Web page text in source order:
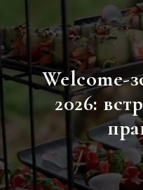
Welcome-
2026: